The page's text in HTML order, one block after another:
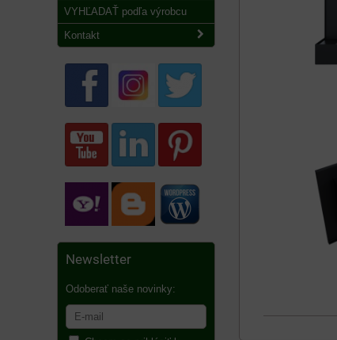
VYHĽADAŤ podľa výrobcu
Kontakt
Newsletter
Odoberať naše novinky: